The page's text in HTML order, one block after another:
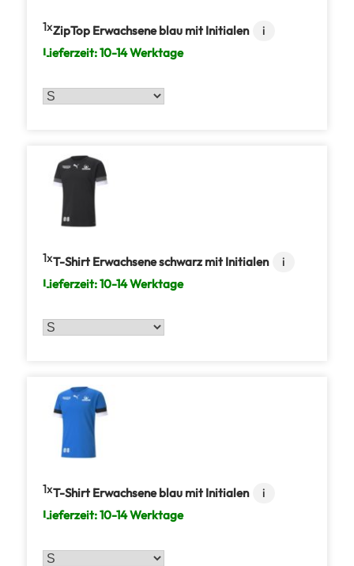
1 ZipTop Erwachsene blau mit Initialen
i
Lieferzeit:10-14 Werktage
1 T-Shirt Erwachsene schwarz mit Initialen
i
Lieferzeit:10-14 Werktage
1 T-Shirt Erwachsene blau mit Initialen
i
Lieferzeit:10-14 Werktage